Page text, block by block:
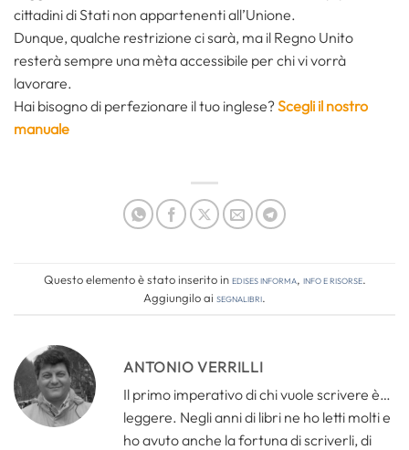
cittadini di Stati non appartenenti all’Unione.
Dunque, qualche restrizione ci sarà, ma il Regno Unito
resterà sempre una mèta accessibile per chi vi vorrà
lavorare.
Hai bisogno di perfezionare il tuo inglese?Scegli il nostro
manuale
Questo elemento è stato inserito inEdises informa, Info e risorse.
Aggiungilo ai segnalibri.
ANTONIO VERRILLI
Il primo imperativo di chi vuole scrivere è…
leggere. Negli anni di libri ne ho letti molti e
ho avuto anche la fortuna di scriverli, di